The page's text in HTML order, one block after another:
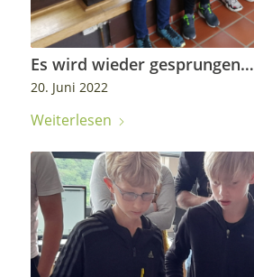
Es wird wieder gesprungen…
20. Juni 2022
Weiterlesen